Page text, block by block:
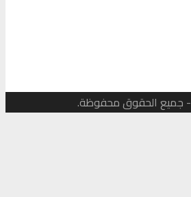
- جميع الحقوق محفوظة.